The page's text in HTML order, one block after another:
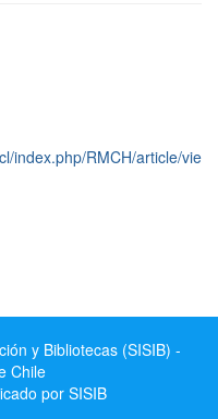
index.php/RMCH/article/vie
y Bibliotecas (SISIB) -
Chile
por SISIB